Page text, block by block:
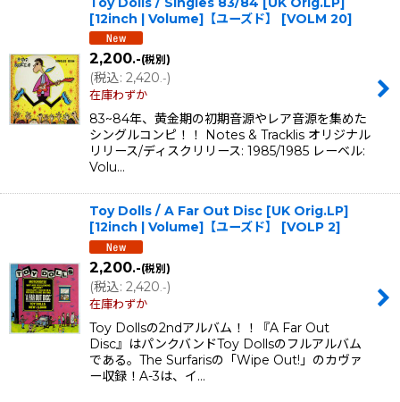
[12inch | Volume]【ユーズド】
[VOLM 20]
2,200.-(税別)
(税込: 2,420.-)
在庫わずか
83~84年、黄金期の初期音源やレア音源を集めた
シングルコンピ！！ Notes & Tracklis オリジナル
リリース/ディスクリリース: 1985/1985 レーベル:
Volu…
Toy Dolls / A Far Out Disc [UK Orig.LP]
[12inch | Volume]【ユーズド】
[VOLP 2]
2,200.-(税別)
(税込: 2,420 .-)
在庫わずか
Toy Dollsの2ndアルバム！！『A Far Out
Disc』はパンクバンドToy Dollsのフルアルバム
である。The Surfarisの「Wipe Out!」のカヴァ
ー収録！A-3は、イ…